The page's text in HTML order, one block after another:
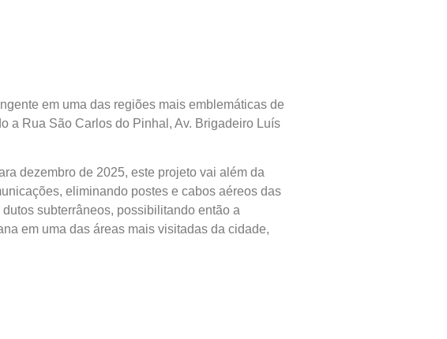
em uma das regiões mais emblemáticas de
a Rua São Carlos do Pinhal, Av. Brigadeiro Luís
dezembro de 2025, este projeto vai além da
eliminando postes e cabos aéreos das
subterrâneos, possibilitando então a
em uma das áreas mais visitadas da cidade,